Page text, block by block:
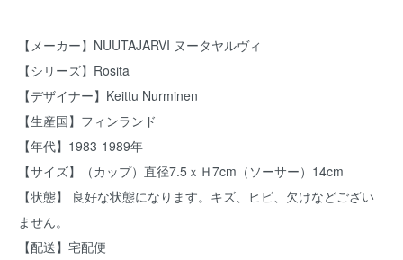
【メーカー】NUUTAJARVI ヌータヤルヴィ
【シリーズ】Rosita
【デザイナー】Keittu Nurminen
【生産国】フィンランド
【年代】1983-1989年
【サイズ】（カップ）直径7.5ｘＨ7cm（ソーサー）14cm
【状態】 良好な状態になります。キズ、ヒビ、欠けなどござい
ません。
【配送】宅配便